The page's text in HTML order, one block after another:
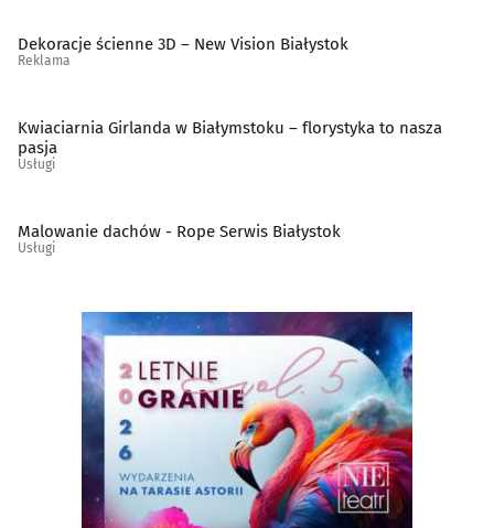
Dekoracje ścienne 3D – New Vision Białystok
Reklama
Kwiaciarnia Girlanda w Białymstoku – florystyka to nasza
pasja
Usługi
Malowanie dachów - Rope Serwis Białystok
Usługi